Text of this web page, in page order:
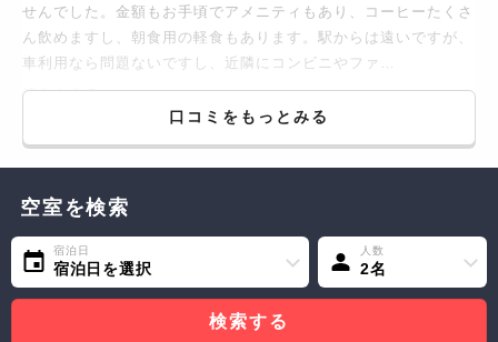
せんでした。金額もお手頃でアメニティもあり、コーヒーたくさ
ん飲めますし、朝食用の軽食もあります。駅からは遠いですが、
車利用なら問題ないですし、近隣にコンビニやファ…
続きをみる...
口コミをもっとみる
空室を検索
宿泊日
宿泊日を選択
人数
2名
検索する